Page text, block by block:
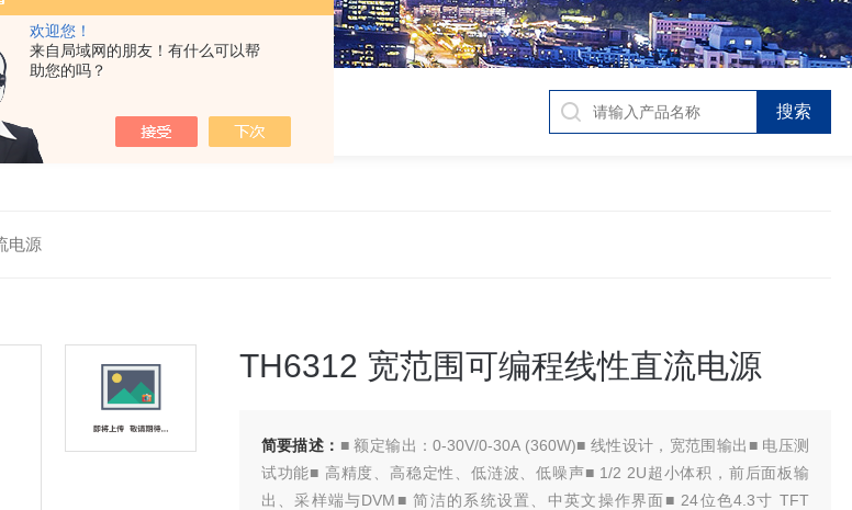
欢迎您！
来自局域网的朋友！有什么可以帮
助您的吗？
电源
TH6312 宽范围可编程线性直流电源
简要描述： ■ 额定输出：0-30V/0-30A (360W)■ 线性设计，宽范围输出■ 电压测
试功能■ 高精度、高稳定性、低涟波、低噪声■ 1/2 2U超小体积，前后面板输
出、采样端与DVM■ 简洁的系统设置、中英文操作界面■ 24位色4.3寸 TFT